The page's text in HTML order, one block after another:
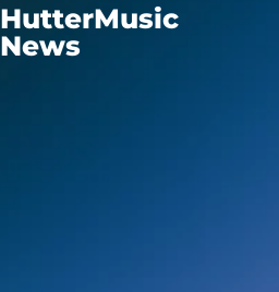
HutterMusic
News